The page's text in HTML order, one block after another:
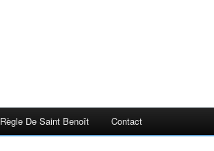
Règle De Saint Benoît Contact